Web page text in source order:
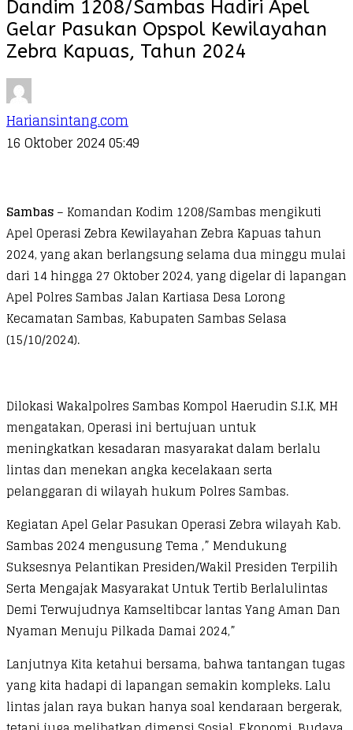
Dandim 1208/Sambas Hadiri Apel
Gelar Pasukan Opspol Kewilayahan
Zebra Kapuas, Tahun 2024
Hariansintang.com
16 Oktober 2024 05:49
Sambas– Komandan Kodim 1208/Sambas mengikuti
Apel Operasi Zebra Kewilayahan Zebra Kapuas tahun
2024, yang akan berlangsung selama dua minggu mulai
dari 14 hingga 27 Oktober 2024, yang digelar di lapangan
Apel Polres Sambas Jalan Kartiasa Desa Lorong
Kecamatan Sambas, Kabupaten Sambas Selasa
(15/10/2024).
Dilokasi Wakalpolres Sambas Kompol Haerudin S.I.K, MH
mengatakan, Operasi ini bertujuan untuk
meningkatkan kesadaran masyarakat dalam berlalu
lintas dan menekan angka kecelakaan serta
pelanggaran di wilayah hukum Polres Sambas.
Kegiatan Apel Gelar Pasukan Operasi Zebra wilayah Kab.
Sambas 2024 mengusung Tema ,” Mendukung
Suksesnya Pelantikan Presiden/Wakil Presiden Terpilih
Serta Mengajak Masyarakat Untuk Tertib Berlalulintas
Demi Terwujudnya Kamseltibcar lantas Yang Aman Dan
Nyaman Menuju Pilkada Damai 2024,”
Lanjutnya Kita ketahui bersama, bahwa tantangan tugas
yang kita hadapi di lapangan semakin kompleks. Lalu
lintas jalan raya bukan hanya soal kendaraan bergerak,